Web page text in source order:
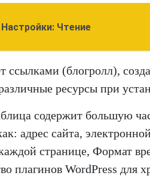
Чтение
ссылками (блогролл),
ресурсы при
содержит большую
адрес сайта,
странице, Формат
плагинов WordPress для